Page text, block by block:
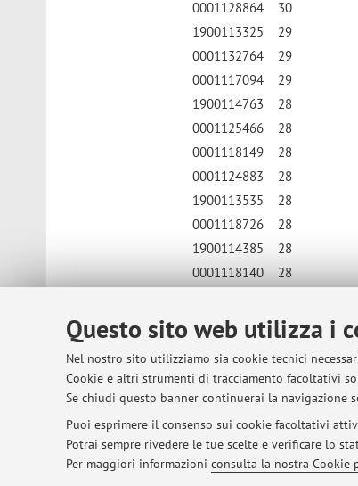
Questo sito web utilizza i
Nel nostro sito utilizziamo sia cookie tecnici
Cookie e altri strumenti di tracciamento facoltativi
Se chiudi questo banner continuerai la navigazione
Puoi esprimere il consenso sui cookie facoltativi
Potrai sempre rivedere le tue scelte e verificare lo
Per maggiori informazioni consulta la nostra Cookie
0001128864
30
1900113325
29
0001132764
29
0001117094
29
1900114763
28
0001125466
28
0001118149
28
0001124883
28
1900113535
28
0001118726
28
1900114385
28
0001118140
28
1900113337
27
0001129241
26
0001125131
25
0001128332
25
Pubblicato il: 05 giugno 2024